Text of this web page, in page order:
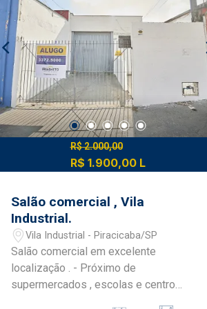
R$ 2.000,00
R$ 1.900,00 L
Salão comercial , Vila
Industrial.
Vila Industrial - Piracicaba/SP
Salão comercial em excelente
localização . - Próximo de
supermercados , escolas e centro